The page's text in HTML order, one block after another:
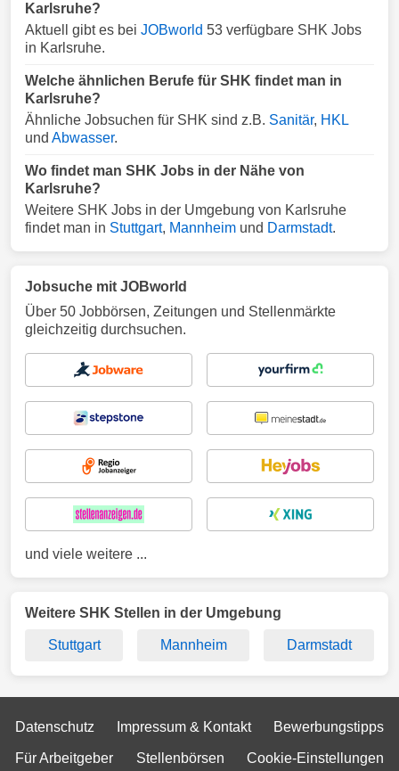
Karlsruhe?
Aktuell gibt es bei JOBworld 53 verfügbare SHK Jobs
in Karlsruhe.
Welche ähnlichen Berufe für SHK findet man in
Karlsruhe?
Ähnliche Jobsuchen für SHK sind z.B. Sanitär, HKL
und Abwasser.
Wo findet man SHK Jobs in der Nähe von
Karlsruhe?
Weitere SHK Jobs in der Umgebung von Karlsruhe
findet man in Stuttgart, Mannheim und Darmstadt.
Jobsuche mit JOBworld
Über 50 Jobbörsen, Zeitungen und Stellenmärkte
gleichzeitig durchsuchen.
und viele weitere ...
Weitere SHK Stellen in der Umgebung
Stuttgart Mannheim Darmstadt
Datenschutz Impressum & Kontakt Bewerbungstipps
Für Arbeitgeber Stellenbörsen Cookie-Einstellungen